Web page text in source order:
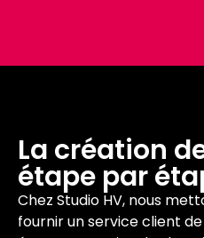
La création
étape par
Chez Studio HV, nous
fournir un service client